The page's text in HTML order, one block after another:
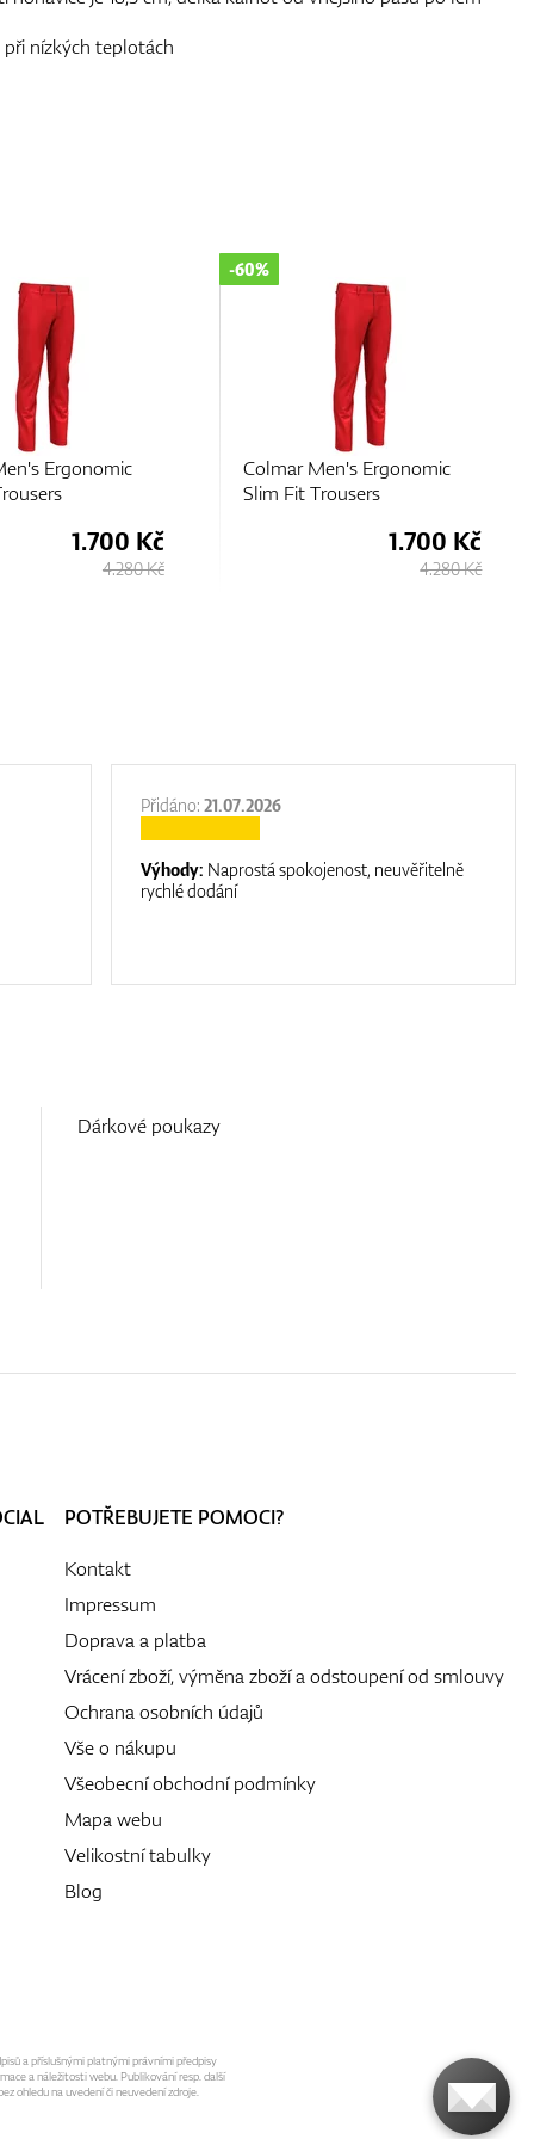
nízkých teplotách
Ergonomic
1.700 Kč
4.280 Kč
Colmar Men's Ergonomic
Slim Fit Trousers
-60%
1.700 Kč
4.280 Kč
Přidáno:21.07.2026
Výhody: Naprostá spokojenost, neuvěřitelně
rychlé dodání
Dárkové poukazy
POTŘEBUJETE POMOCI?
Kontakt
Impressum
Doprava a platba
Vrácení zboží, výměna zboží a odstoupení od smlouvy
Ochrana osobních údajů
Vše o nákupu
Všeobecní obchodní podmínky
Mapa webu
Velikostní tabulky
Blog
a příslušnými platnými právními předpisy
a náležitosti webu. Publikování resp. další
ohledu na uvedení či neuvedení zdroje.